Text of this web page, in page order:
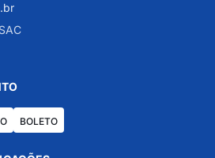
BOLETO